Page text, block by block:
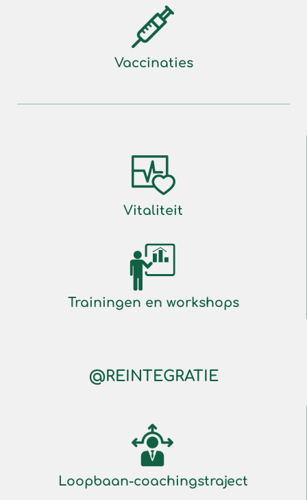
Vaccinaties
Vitaliteit
Trainingen en workshops
@REINTEGRATIE
Loopbaan-coachingstraject